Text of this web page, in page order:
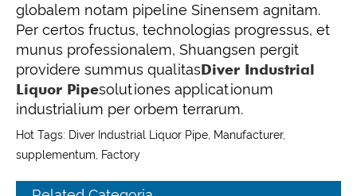
globalem notam pipeline Sinensem agnitam.
Per certos fructus, technologias progressus, et
munus professionalem, Shuangsen pergit
providere summus qualitasDiver Industrial
Liquor Pipesolutiones applicationum
industrialium per orbem terrarum.
Hot Tags: Diver Industrial Liquor Pipe, Manufacturer,
supplementum, Factory